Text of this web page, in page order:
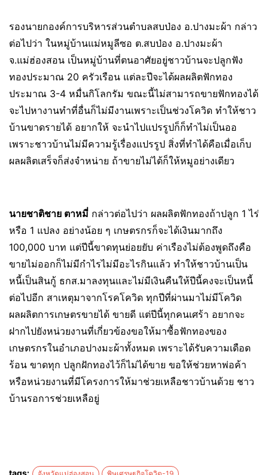
รองนายกองค์การบริหารส่วนตำบลสบป่อง อ.ปางมะผ้า กล่าว
ต่อไปว่า ในหมู่บ้านแม่หมูลีซอ ต.สบป่อง อ.ปางมะผ้า
จ.แม่ฮ่องสอน เป็นหมู่บ้านที่ตนอาศัยอยู่ชาวบ้านจะปลูกฟัง
ทองประมาณ 20 ครัวเรือน แต่ละปีจะได้ผลผลิตฟักทอง
ประมาณ 3-4 หมื่นกิโลกรัม ขณะนี้ไม่สามารถขายฟักทองได้
จะไปหางานทำที่อื่นก็ไม่มีงานเพราะเป็นช่วงโควิด ทำให้ชาว
บ้านขาดรายได้ อยากให้ จะนำไปแปรรูปก็ก็ทำไม่เป็นออ
เพราะชาวบ้านไม่มีความรู้เรื่องแปรรูป สิ่งที่ทำได้คือเมื่อเก็บ
ผลผลิตเสร็จก็ส่งจำหน่าย ถ้าขายไม่ได้ก็ให้หมูอย่างเดียว
นายชาติชาย ตาหมี่ กล่าวต่อไปว่า ผลผลิตฟักทองถ้าปลูก 1 ไร่
หรือ 1 แปลง อย่างน้อย ๆ เกษตรกรก็จะได้เงินมากถึง
100,000 บาท แต่ปีนี้ขาดทุนย่อยยับ ค่าเรืองไม่ต้องพูดถึงคือ
ขายไม่ออกก็ไม่มีกำไรไม่มีอะไรกินแล้ว ทำให้ชาวบ้านเป็น
หนี้เป็นสินกู้ ธกส.มาลงทุนและไม่มีเงินคืนให้ปีนี้คงจะเป็นหนี้
ต่อไปอีก สาเหตุมาจากโรคโควิด ทุกปีที่ผ่านมาไม่มีโควิด
ผลผลิตการเกษตรขายได้ ขายดี แต่ปีนี้ทุกคนเศร้า อยากจะ
ฝากไปยังหน่วยงานที่เกี่ยวข้องขอให้มาซื้อฟักทองของ
เกษตรกรในอำเภอปางมะผ้าทั้งหมด เพราะได้รับความเดือด
ร้อน ขาดทุก ปลูกฝักทองไว้ก็ไม่ได้ขาย ขอให้ช่วยหาพ่อค้า
หรือหน่วยงานที่มีโครงการให้มาช่วยเหลือชาวบ้านด้วย ชาว
บ้านรอการช่วยเหลือยู่
tags: